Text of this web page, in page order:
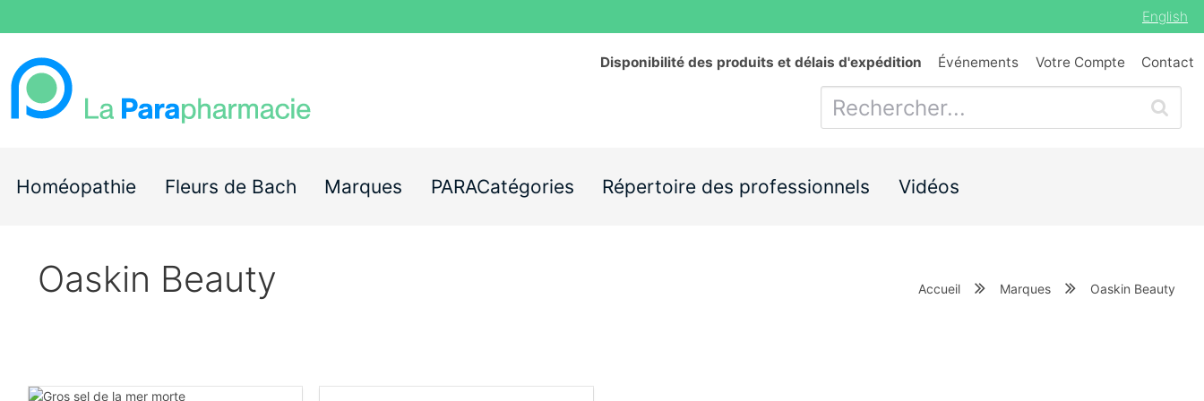
English
Disponibilité des produits et délais d'expédition Événements Votre Compte Contact
Homéopathie Fleurs de Bach Marques PARACatégories Répertoire des professionnels Vidéos
Oaskin Beauty Accueil Marques Oaskin Beauty